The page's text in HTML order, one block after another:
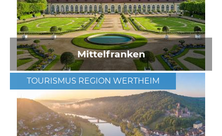
Mittelfranken
TOURISMUS REGION WERTHEIM